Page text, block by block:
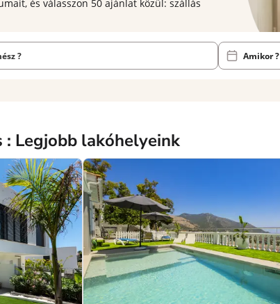
és válasszon 50 ajánlat közül: szállás
Amikor ?
: Legjobb lakóhelyeink